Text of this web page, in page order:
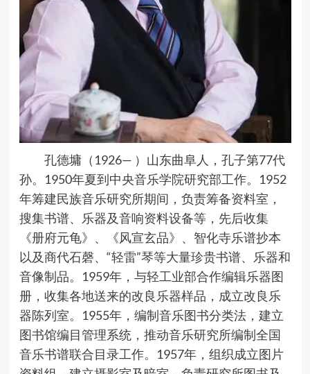
孔德墉（1926— ）山东曲阜人，孔子第77代
孙。1950年夏到中央音乐学院研究部工作。1952
年筹建民族音乐研究所期间，负责筹备资料室，
搜集书谱、乐器及音响资料设备等，先后收集
《册府元龟》、《风宣玄品》、智化寺乐谱抄本
以及商代石磬、“轻雷”琴等大量珍贵书谱、乐器和
音像制品。1959年，与轻工业部合作编辑乐器图
册，收集各地送来的改良乐器样品，成立改良乐
器陈列室。1955年，编制音乐图书分类法，建立
图书馆编目管理系统，推动音乐研究所编制全国
音乐书谱联合目录工作。1957年，组织成立图片